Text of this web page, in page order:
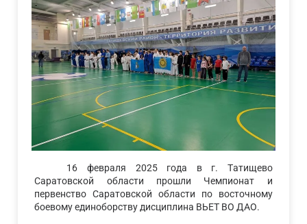
16 февраля 2025 года в г. Татищево
Саратовской области прошли Чемпионат и
первенство Саратовской области по восточному
боевому единоборству дисциплина ВЬЕТ ВО ДАО.